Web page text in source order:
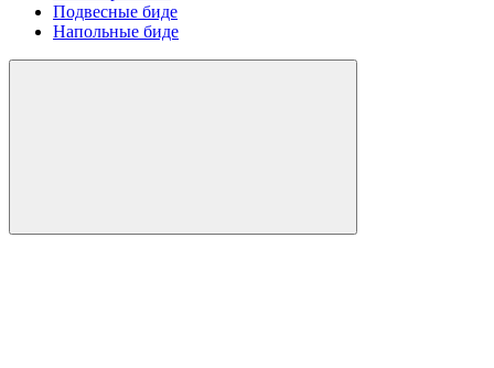
Подвесные биде
Напольные биде